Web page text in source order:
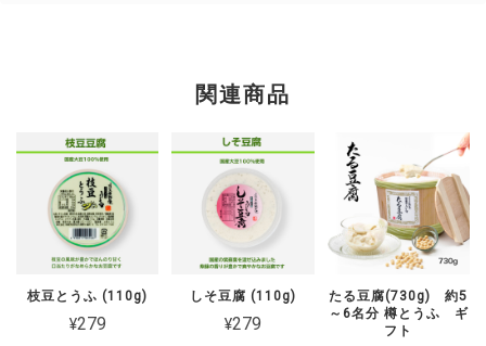
関連商品
枝豆とうふ (110g)
¥279
しそ豆腐 (110g)
¥279
たる豆腐(730g) 約5
～6名分 樽とうふ ギ
フト